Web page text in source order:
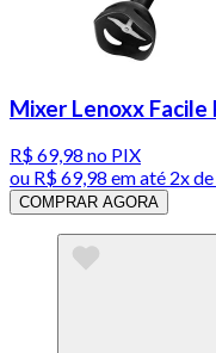
Mixer Lenoxx
R$ 69,98 no PIX
ou R$ 69,98 em até 2x
COMPRAR AGORA